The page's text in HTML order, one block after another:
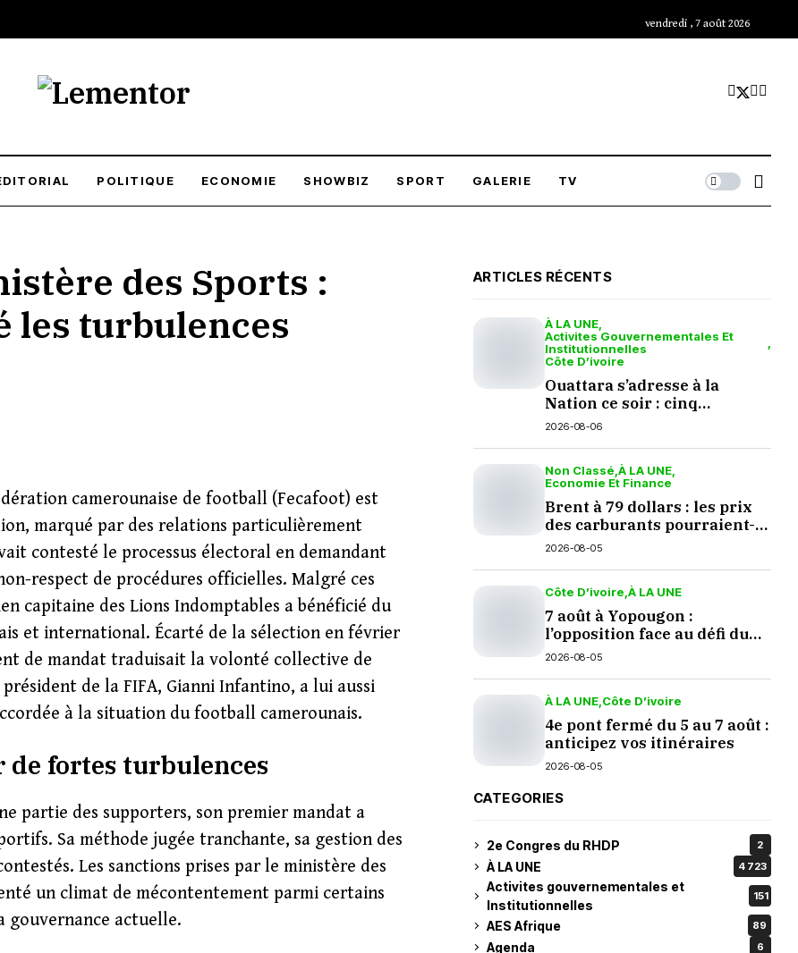
vendredi , 7 août 2026
POLITIQUE ECONOMIE SHOWBIZ SPORT GALERIE TV
des Sports :
les turbulences
camerounaise de football (Fecafoot) est
marqué par des relations particulièrement
contesté le processus électoral en demandant
respect de procédures officielles. Malgré ces
capitaine des Lions Indomptables a bénéficié du
et international. Écarté de la sélection en février
de mandat traduisait la volonté collective de
de la FIFA, Gianni Infantino, a lui aussi
à la situation du football camerounais.
fortes turbulences
partie des supporters, son premier mandat a
Sa méthode jugée tranchante, sa gestion des
Les sanctions prises par le ministère des
un climat de mécontentement parmi certains
gouvernance actuelle.
ARTICLES RÉCENTS
À LA UNE
Activites Gouvernementales Et
Institutionnelles
Côte D’ivoire
Ouattara s’adresse à la
Nation ce soir : cinq
questions en suspens
2026-08-06
Non Classé À LA UNE
Economie Et Finance
Brent à 79 dollars : les prix
des carburants pourraient-
ils baisser en septembre ?
2026-08-05
Côte D’ivoire À LA UNE
7 août à Yopougon :
l’opposition face au défi du
dialogue
2026-08-05
À LA UNE Côte D’ivoire
4e pont fermé du 5 au 7 août :
anticipez vos itinéraires
2026-08-05
CATEGORIES
2e Congres du RHDP 2
À LA UNE 4 723
Activites gouvernementales et
Institutionnelles
151
AES Afrique 89
Agenda 6